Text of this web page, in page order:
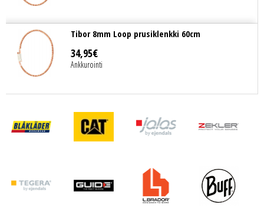
Tibor 8mm Loop prusiklenkki 60cm
34,95€
Ankkurointi